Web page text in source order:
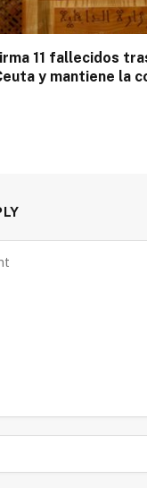
11 fallecidos
y mantiene la